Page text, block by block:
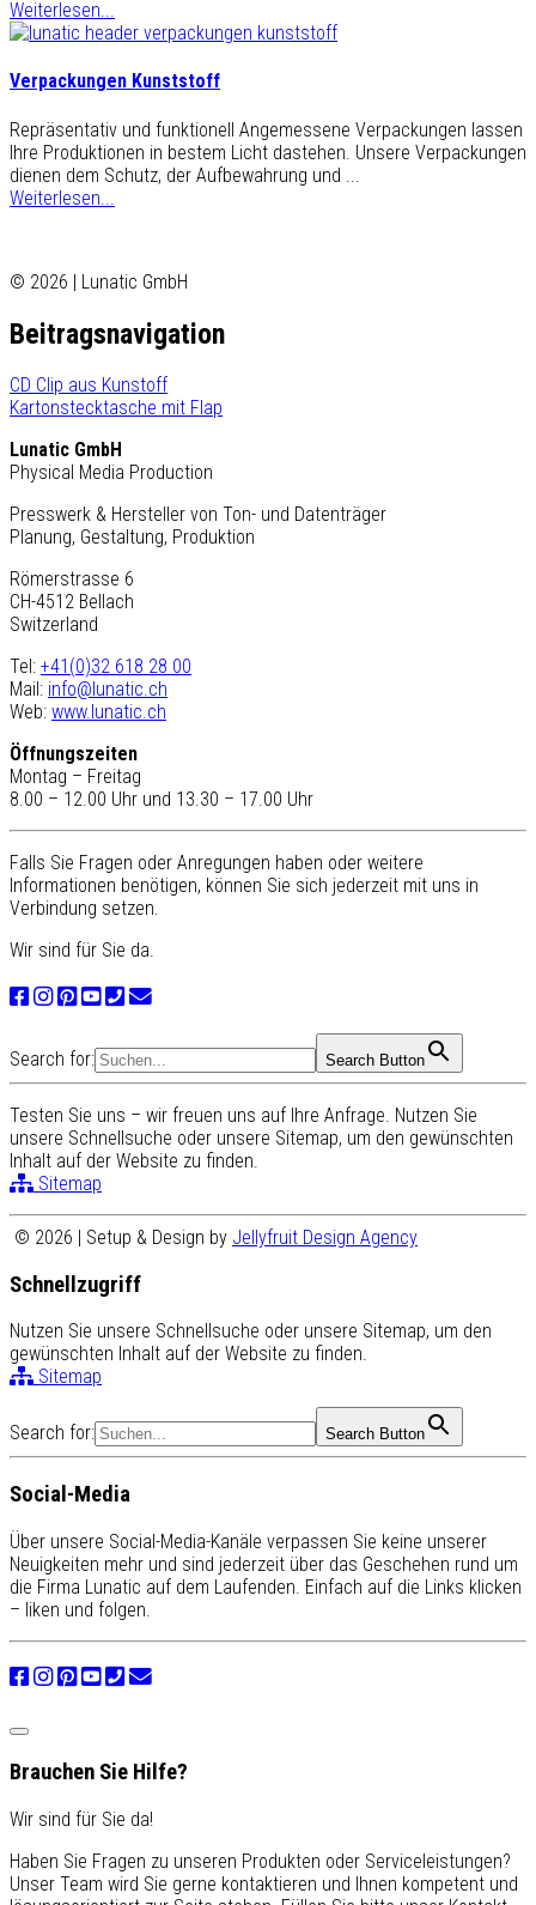
Weiterlesen...
Verpackungen Kunststoff
Repräsentativ und funktionell Angemessene Verpackungen lassen
Ihre Produktionen in bestem Licht dastehen. Unsere Verpackungen
dienen dem Schutz, der Aufbewahrung und ...
Weiterlesen...
© 2026 | Lunatic GmbH
Beitragsnavigation
CD Clip aus Kunstoff
Kartonstecktasche mit Flap
Lunatic GmbH
Physical Media Production
Presswerk & Hersteller von Ton- und Datenträger
Planung, Gestaltung, Produktion
Römerstrasse 6
CH-4512 Bellach
Switzerland
Tel: +41(0)32 618 28 00
Mail: info@lunatic.ch
Web: www.lunatic.ch
Öffnungszeiten
Montag – Freitag
8.00 – 12.00 Uhr und 13.30 – 17.00 Uhr
Falls Sie Fragen oder Anregungen haben oder weitere
Informationen benötigen, können Sie sich jederzeit mit uns in
Verbindung setzen.
Wir sind für Sie da.
Search for: Search Button
Testen Sie uns – wir freuen uns auf Ihre Anfrage. Nutzen Sie
unsere Schnellsuche oder unsere Sitemap, um den gewünschten
Inhalt auf der Website zu finden.
Sitemap
© 2026 | Setup & Design by Jellyfruit Design Agency
Schnellzugriff
Nutzen Sie unsere Schnellsuche oder unsere Sitemap, um den
gewünschten Inhalt auf der Website zu finden.
Sitemap
Search for: Search Button
Social-Media
Über unsere Social-Media-Kanäle verpassen Sie keine unserer
Neuigkeiten mehr und sind jederzeit über das Geschehen rund um
die Firma Lunatic auf dem Laufenden. Einfach auf die Links klicken
– liken und folgen.
Brauchen Sie Hilfe?
Wir sind für Sie da!
Haben Sie Fragen zu unseren Produkten oder Serviceleistungen?
Unser Team wird Sie gerne kontaktieren und Ihnen kompetent und